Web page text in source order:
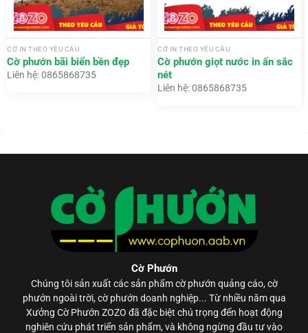
CỜ IN THEO YÊU CẦU
Cờ phướn bãi biển bền đẹp
Liên hệ: 0865868735
CỜ IN THEO YÊU CẦU
Cờ phướn giọt nước in ấn sắc
nét
Liên hệ: 0865868735
Cờ Phướn
Chúng tôi sản xuất các sản phẩmcờ phướn quảng cáo, cờ
phướn ngoài trời, cờ phướn doanh nghiệp... Từ nhiều năm qua
Xưởng Cờ Phướn ZOZO đã đặc biệt chú trọng đến hoạt động
nghiên cứu phát triển sản phẩm, và không ngừng đầu tư vào